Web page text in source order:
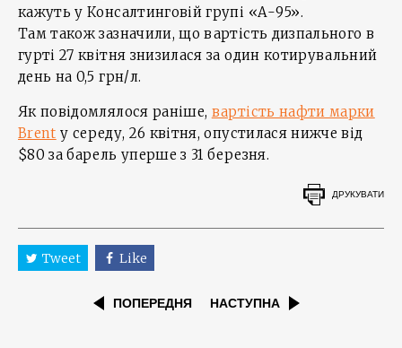
кажуть у Консалтинговій групі «А-95».
Там також зазначили, що вартість дизпального в
гурті 27 квітня знизилася за один котирувальний
день на 0,5 грн/л.
Як повідомлялося раніше, вартість нафти марки
Brent у середу, 26 квітня, опустилася нижче від
$80 за барель уперше з 31 березня.
ДРУКУВАТИ
Tweet Like
ПОПЕРЕДНЯ НАСТУПНА